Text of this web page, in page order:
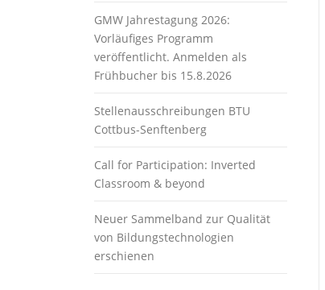
GMW Jahrestagung 2026:
Vorläufiges Programm
veröffentlicht. Anmelden als
Frühbucher bis 15.8.2026
Stellenausschreibungen BTU
Cottbus-Senftenberg
Call for Participation: Inverted
Classroom & beyond
Neuer Sammelband zur Qualität
von Bildungstechnologien
erschienen